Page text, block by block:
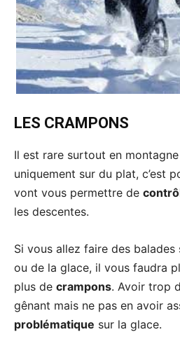
LES CRAMPONS
Il est rare surtout en
uniquement sur du plat, c’est
vont vous permettre de
les descentes.
Si vous allez faire des balades
ou de la glace, il vous faudra
plus de crampons. Avoir trop
gênant mais ne pas en avoir
problématique sur la glace.